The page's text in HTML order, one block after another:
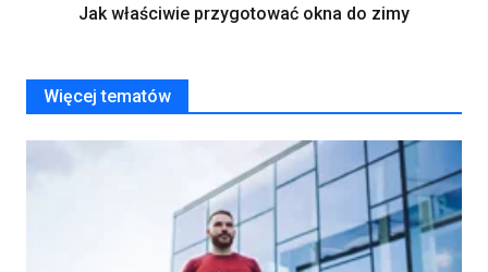
Jak właściwie przygotować okna do zimy
Więcej tematów